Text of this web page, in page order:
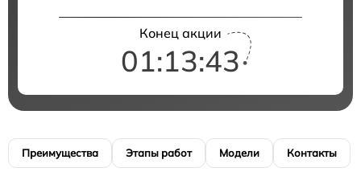
Конец акции
01:13:42
Преимущества Этапы работ Модели Контакты